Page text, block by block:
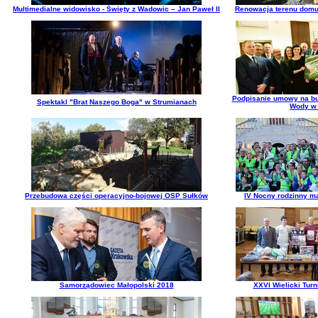
Multimedialne widowisko - Święty z Wadowic – Jan Paweł II Renowacja terenu
Spektakl "Brat Naszego Boga" w Strumianach
Podpisanie umowy na
Wody
Przebudowa części operacyjno-bojowej OSP Sułków IV Nocny rodzinny
Samorządowiec Małopolski 2018 XXVI Wielicki